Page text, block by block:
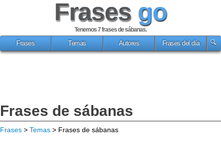
Frases go
Tenemos 7frases de sábanas.
Frases
Temas Autores Frases del día
Frases de sábanas
Frases > Temas > Frases de sábanas